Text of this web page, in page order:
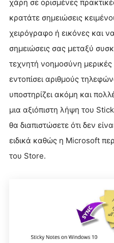
χάρη σε ορισμένες
κρατάτε σημειώσεις
χειρόγραφο ή εικόνες και
σημειώσεις σας μεταξύ
τεχνητή νοημοσύνη μερικές
εντοπίσει αριθμούς
υποστηρίζει ακόμη και
μια αξιόπιστη λήψη του
θα διαπιστώσετε ότι δεν
ειδικά καθώς η Microsoft
του Store.